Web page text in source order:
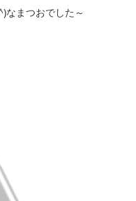
なまつおでした～